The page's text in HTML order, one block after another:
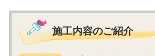
施工内容のご紹介